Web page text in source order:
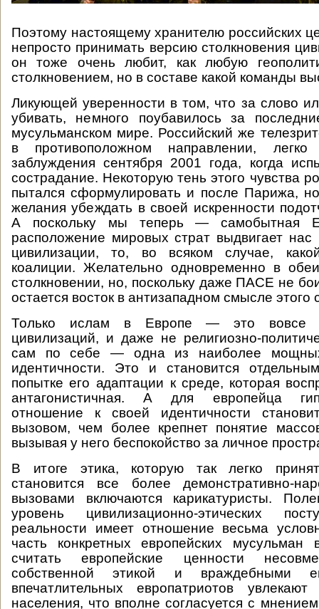
Поэтому настоящему хранителю российских
непросто принимать версию столкновения
он тоже очень любит, как любую
столкновением, но в составе какой команды
Ликующей уверенности в том, что за слово
убивать, немного поубавилось за
мусульманском мире. Российский же
в противоположном направлении,
заблуждения сентября 2001 года, когда
сострадание. Некоторую тень этого чувства
пытался сформулировать и после Парижа,
желания убеждать в своей искренности
А поскольку мы теперь — самобытная
расположение мировых страт выдвигает
цивилизации, то, во всяком случае,
коалиции. Желательно одновременно в
столкновении, но, поскольку даже ПАСЕ не
остается восток в антизападном смысле этого
Только ислам в Европе — это вовсе
цивилизаций, и даже не религиозно-
сам по себе — одна из наиболее
идентичности. Это и становится
попытке его адаптации к среде, которая
антагонистичная. А для европейца
отношение к своей идентичности
вызовом, чем более крепнет понятие
вызывая у него беспокойство за личное
В итоге этика, которую так легко
становится все более демонстративно-
вызовами включаются карикатуристы.
уровень цивилизационно-этических
реальности имеет отношение весьма
часть конкретных европейских мусульман
считать европейские ценности
собственной этикой и враждебными
впечатлительных европатриотов
населения, что вполне согласуется с